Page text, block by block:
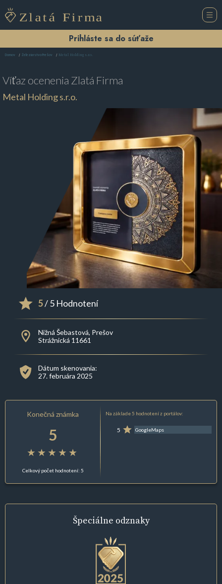
Prihláste sa do súťaže
Domov Železiarstvo Prešov Metal Holding s.r.o.
Víťaz ocenenia Zlatá Firma
Metal Holding s.r.o.
5/ 5 Hodnotení
Nižná Šebastová, Prešov
Strážnická 11661
Dátum skenovania:
27. februára 2025
Konečná známka
5
Celkový počet hodnotení: 5
Na základe 5 hodnotení z portálov:
5 GoogleMaps
Špeciálne odznaky